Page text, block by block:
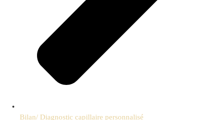
Bilan/ Diagnostic capillaire personnalisé